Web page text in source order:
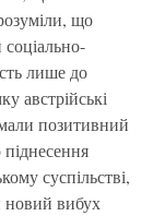
що
соціально-
лише до
австрійські
позитивний
суспільстві,
новий вибух